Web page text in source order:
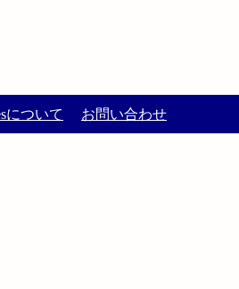
について お問い合わせ